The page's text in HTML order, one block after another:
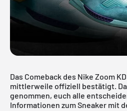
Das Comeback des Nike Zoom
mittlerweile offiziell bestätigt.
genommen, euch alle
Informationen zum Sneaker mit